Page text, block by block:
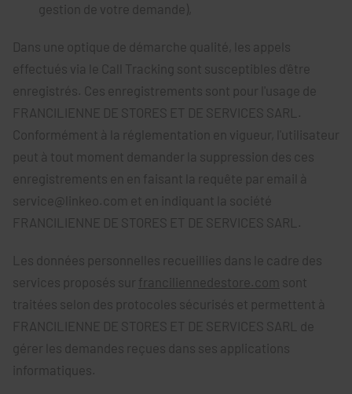
gestion de votre demande),
Dans une optique de démarche qualité, les appels
effectués via le Call Tracking sont susceptibles d'être
enregistrés. Ces enregistrements sont pour l'usage de
FRANCILIENNE DE STORES ET DE SERVICES SARL.
Conformément à la réglementation en vigueur, l'utilisateur
peut à tout moment demander la suppression des ces
enregistrements en en faisant la requête par email à
service@linkeo.com et en indiquant la société
FRANCILIENNE DE STORES ET DE SERVICES SARL.
Les données personnelles recueillies dans le cadre des
services proposés sur franciliennedestore.com sont
traitées selon des protocoles sécurisés et permettent à
FRANCILIENNE DE STORES ET DE SERVICES SARL de
gérer les demandes reçues dans ses applications
informatiques.